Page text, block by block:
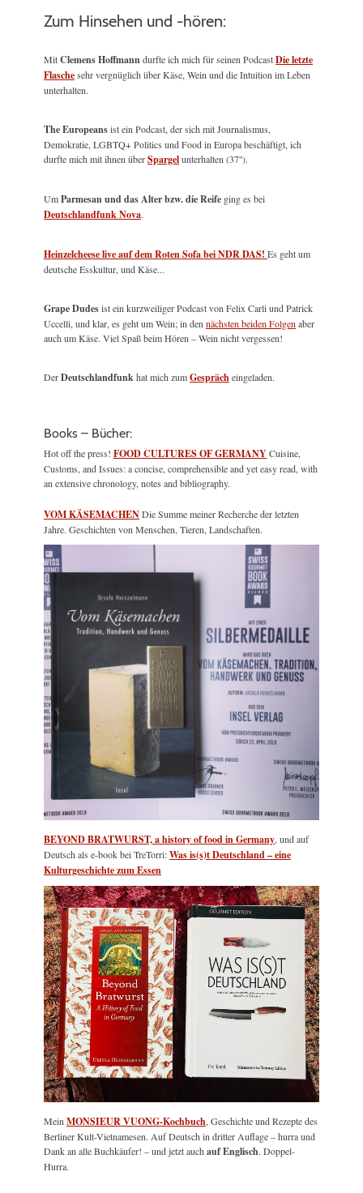
Zum Hinsehen und -hören:
MitClemens Hoffmanndurfte ich mich für seinen PodcastDie letzte
Flaschesehr vergnüglich über Käse, Wein und die Intuition im Leben
unterhalten.
The Europeansist ein Podcast, der sich mit Journalismus,
Demokratie, LGBTQ+ Politics und Food in Europa beschäftigt, ich
durfte mich mit ihnen überSpargelunterhalten (37'').
UmParmesan und das Alter bzw. die Reife ging es bei
Deutschlandfunk Nova.
Heinzelcheese live auf dem Roten Sofa bei NDR DAS! Es geht um
deutsche Esskultur, und Käse...
Grape Dudesist ein kurzweiliger Podcast von Felix Carli und Patrick
Uccelli, und klar, es geht um Wein; in den nächsten beiden Folgen aber
auch um Käse. Viel Spaß beim Hören – Wein nicht vergessen!
DerDeutschlandfunkhat mich zumGesprächeingeladen.
Books – Bücher:
Hot off the press! FOOD CULTURES OF GERMANYCuisine,
Customs, and Issues: a concise, comprehensible and yet easy read, with
an extensive chronology, notes and bibliography.
VOM KÄSEMACHENDie Summe meiner Recherche der letzten
Jahre. Geschichten von Menschen, Tieren, Landschaften.
BEYOND BRATWURST, a history of food in Germany , und auf
Deutsch als e-book bei TreTorri:Was is(s)t Deutschland – eine
Kulturgeschichte zum Essen
Mein MONSIEUR VUONG-Kochbuch , Geschichte und Rezepte des
Berliner Kult-Vietnamesen. Auf Deutsch in dritter Auflage – hurra und
Dank an alle Buchkäufer! – und jetzt auch auf Englisch. Doppel-
Hurra.